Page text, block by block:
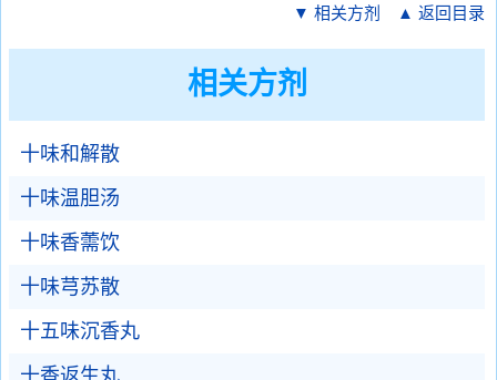
▼ 相关方剂 ▲ 返回目录
相关方剂
十味和解散
十味温胆汤
十味香薷饮
十味芎苏散
十五味沉香丸
十香返生丸